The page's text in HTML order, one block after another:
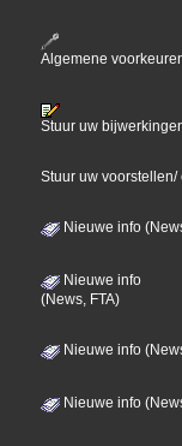
Algemene
Stuur uw
Stuur uw
Nieuwe info
Nieuwe info
(News, FTA)
Nieuwe info
Nieuwe info